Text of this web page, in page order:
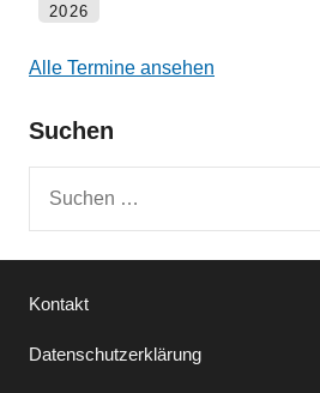
2026
Alle Termine ansehen
Suchen
Kontakt
Datenschutzerklärung